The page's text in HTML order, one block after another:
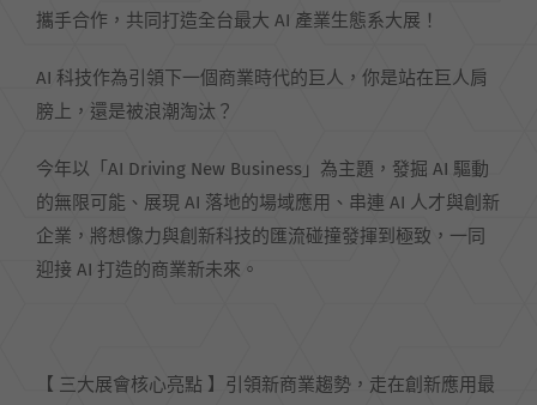
攜手合作，共同打造全台最大 AI 產業生態系大展！
AI 科技作為引領下一個商業時代的巨人，你是站在巨人肩
膀上，還是被浪潮淘汰？
今年以「AI Driving New Business」為主題，發掘 AI 驅動
的無限可能、展現 AI 落地的場域應用、串連 AI 人才與創新
企業，將想像力與創新科技的匯流碰撞發揮到極致，一同
迎接 AI 打造的商業新未來。
【 三大展會核心亮點 】引領新商業趨勢，走在創新應用最